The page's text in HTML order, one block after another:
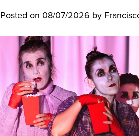
Posted on 08/07/2026 by